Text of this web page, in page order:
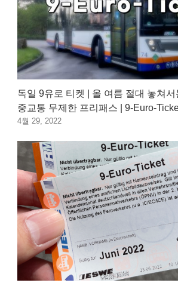
독일 9유로 티켓 | 올 여름 절대 놓쳐서
중교통 무제한 프리패스 | 9-Euro-
4월 29, 2022